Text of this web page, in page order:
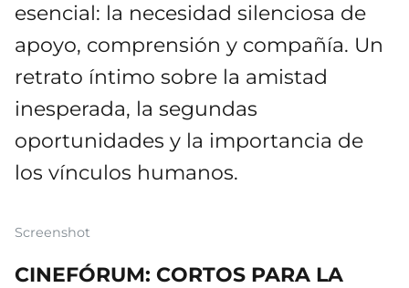
esencial: la necesidad silenciosa de
apoyo, comprensión y compañía. Un
retrato íntimo sobre la amistad
inesperada, la segundas
oportunidades y la importancia de
los vínculos humanos.
Screenshot
CINEFÓRUM: CORTOS PARA LA